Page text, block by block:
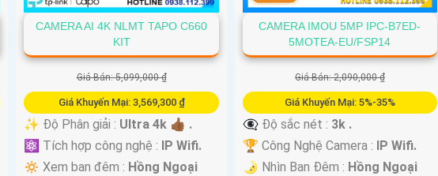
CAMERA AI 4K NLMT TAPO C660
KIT
Giá Bán: 5,099,000 ₫
Giá Khuyến Mại: 3,569,300 ₫
✨ Độ Phân giải : Ultra 4k 👍🏾 .
⚛️ Tích hợp công nghệ : IP Wifi.
🔅 Xem ban đêm : Hồng Ngoại
CAMERA IMOU 5MP IPC-B7ED-
5MOTEA-EU/FSP14
Giá Bán: 2,090,000 ₫
Giá Khuyến Mại: 5%-35%
👁️‍🗨 Độ sắc nét : 3k .
🏆 Công Nghệ Camera : IP Wifi.
🌛 Nhìn Ban Đêm : Hồng Ngoại